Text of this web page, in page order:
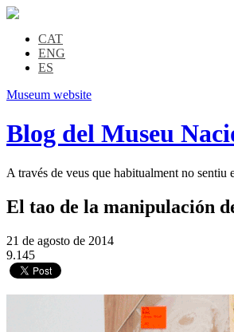
CAT
ENG
ES
Museum website
Blog del Museu
A través de veus que habitualment no
El tao de la manipulación
21 de agosto de 2014
9.145